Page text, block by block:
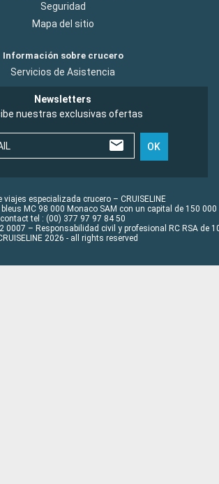
Seguridad
Mapa del sitio
Información sobre crucero
Servicios de Asistencia
Newsletters
nuestras exclusivas ofertas
OK
viajes especializada crucero – CRUISELINE
MC 98 000 Monaco SAM con un capital de 150 000
contact tel : (00) 377 97 97 84 50
0007 – Responsabilidad civil y profesional RC RSA de
2026 - all rights reserved